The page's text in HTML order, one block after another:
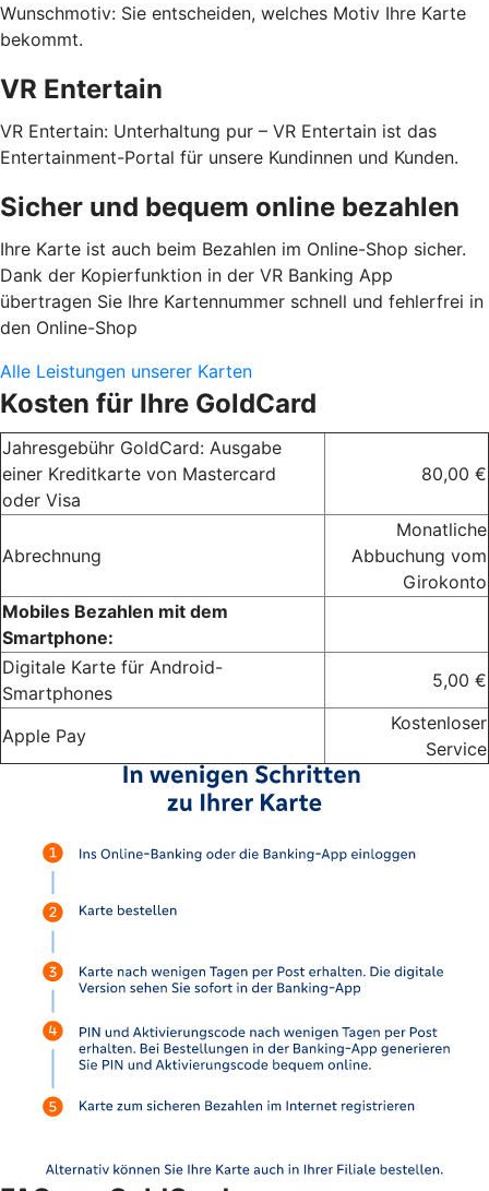
Wunschmotiv: Sie entscheiden, welches Motiv Ihre Karte
bekommt.
VR Entertain
VR Entertain: Unterhaltung pur – VR Entertain ist das
Entertainment-Portal für unsere Kundinnen und Kunden.
Sicher und bequem online bezahlen
Ihre Karte ist auch beim Bezahlen im Online-Shop sicher.
Dank der Kopierfunktion in der VR Banking App
übertragen Sie Ihre Kartennummer schnell und fehlerfrei in
den Online-Shop
Alle Leistungen unserer Karten
Kosten für Ihre GoldCard
Jahresgebühr GoldCard: Ausgabe
einer Kreditkarte von Mastercard
oder Visa
80,00 €
Abrechnung
Monatliche
Abbuchung vom
Girokonto
Mobiles Bezahlen mit dem
Smartphone:
Digitale Karte für Android-
Smartphones
5,00 €
Apple Pay
Kostenloser
Service